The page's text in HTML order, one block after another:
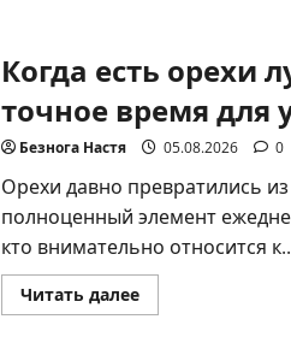
–
полное
руководство
по
причинам
бессонницы
способам
быстро
заснуть
Когда есть орехи
точное время для
Безнога Настя 05.08.2026 0
Орехи давно превратились
полноценный элемент
кто внимательно относится
Читать далееПрочитать
больше